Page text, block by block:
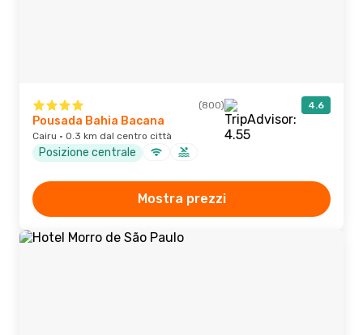
(800) 4.6
Pousada Bahia Bacana
Cairu · 0.3 km dal centro città
Posizione centrale
Mostra prezzi